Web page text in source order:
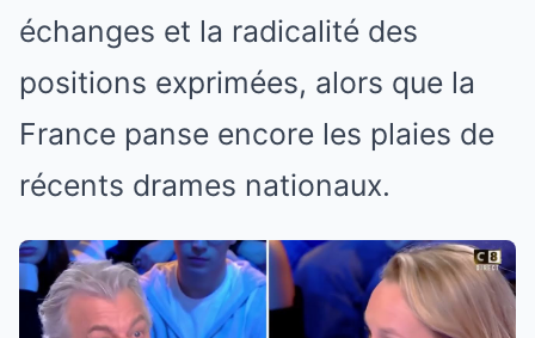
échanges et la radicalité des
positions exprimées, alors que la
France panse encore les plaies de
récents drames nationaux.